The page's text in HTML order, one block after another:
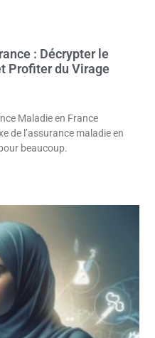
: Décrypter le
Profiter du Virage
Maladie en France
de l’assurance maladie en
beaucoup.